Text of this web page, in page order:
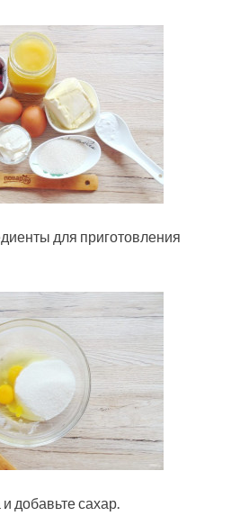
для приготовления
добавьте сахар.